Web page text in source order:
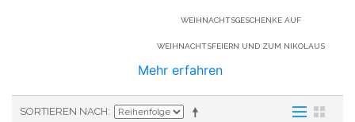
WEIHNACHTSGESCHENKE AUF
WEIHNACHTSFEIERN UND ZUM NIKOLAUS
Mehr erfahren
SORTIEREN NACH